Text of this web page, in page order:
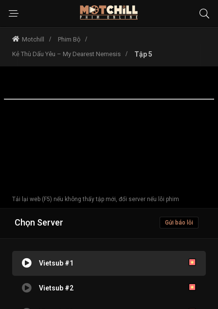
Motchill
Phim Bộ
Kẻ Thù Dấu Yêu – My Dearest Nemesis
Tập 5
Tải lại web (F5) nếu không thấy tập mới, đổi server nếu lỗi phim
Chọn Server Gửi báo lỗi
Vietsub #1
Vietsub #2